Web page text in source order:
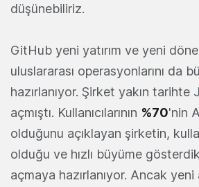
düşünebiliriz.
GitHub yeni yatırım ve yeni
uluslararası operasyonlarını da
hazırlanıyor. Şirket yakın
açmıştı. Kullanıcılarının %70'nin
olduğunu açıklayan şirketin,
olduğu ve hızlı büyüme
açmaya hazırlanıyor. Ancak yeni